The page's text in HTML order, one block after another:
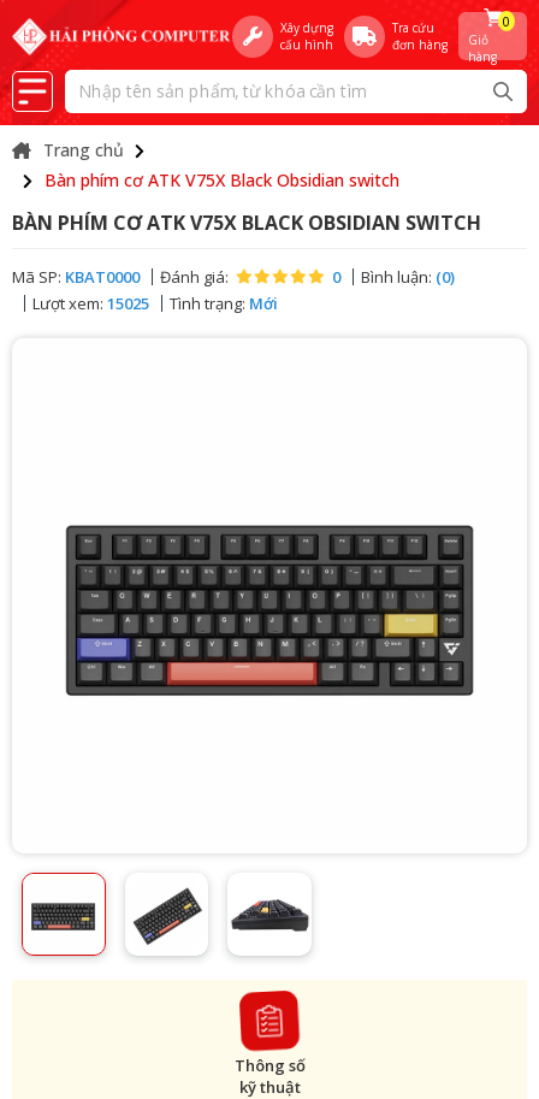
Xây dựng
cấu hình
Tra cứu
đơn hàng
Giỏ
hàng
0
Trang chủ
Bàn phím cơ ATK V75X Black Obsidian switch
BÀN PHÍM CƠ ATK V75X BLACK OBSIDIAN SWITCH
Mã SP: KBAT0000 Đánh giá: 0 Bình luận: (0)
Lượt xem: 15025 Tình trạng: Mới
Thông số
kỹ thuật